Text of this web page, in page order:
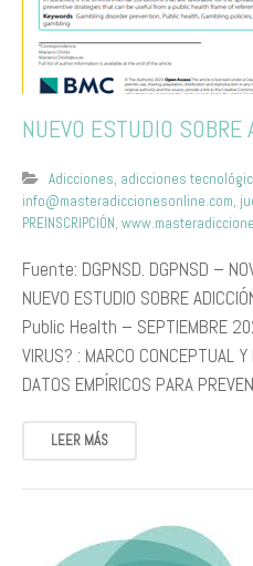
NUEVO ESTUDIO SOBRE
Adicciones, adicciones
info@masteradiccionesonline.com,
PREINSCRIPCIÓN,
Fuente: DGPNSD. DGPNSD –
NUEVO ESTUDIO SOBRE
Public Health – SEPTIEMBRE
VIRUS? : MARCO CONCEPTUAL
DATOS EMPÍRICOS PARA
LEER MÁS